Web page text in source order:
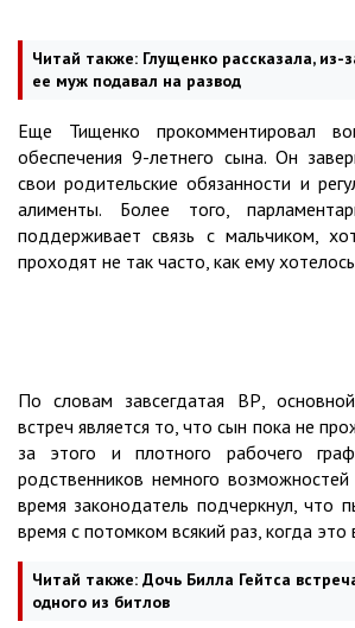
Читай также: Глущенко рассказала,
ее муж подавал на развод
Еще Тищенко прокомментировал
обеспечения 9-летнего сына. Он
свои родительские обязанности и
алименты. Более того,
поддерживает связь с мальчиком,
проходят не так часто, как ему
По словам завсегдатая ВР,
встреч является то, что сын пока не
за этого и плотного рабочего
родственников немного
время законодатель подчеркнул, что
время с потомком всякий раз, когда
Читай также: Дочь Билла Гейтса
одного из битлов